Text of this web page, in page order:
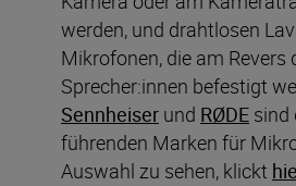
werden, und drahtlosen
Mikrofonen, die am Revers
Sprecher:innen befestigt
Sennheiser und RØDE sind
führenden Marken für
Auswahl zu sehen, klickt